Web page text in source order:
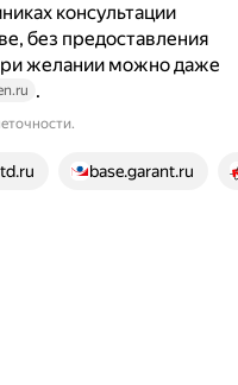
консультации
без предоставления
желании можно даже
.
base.garant.ru